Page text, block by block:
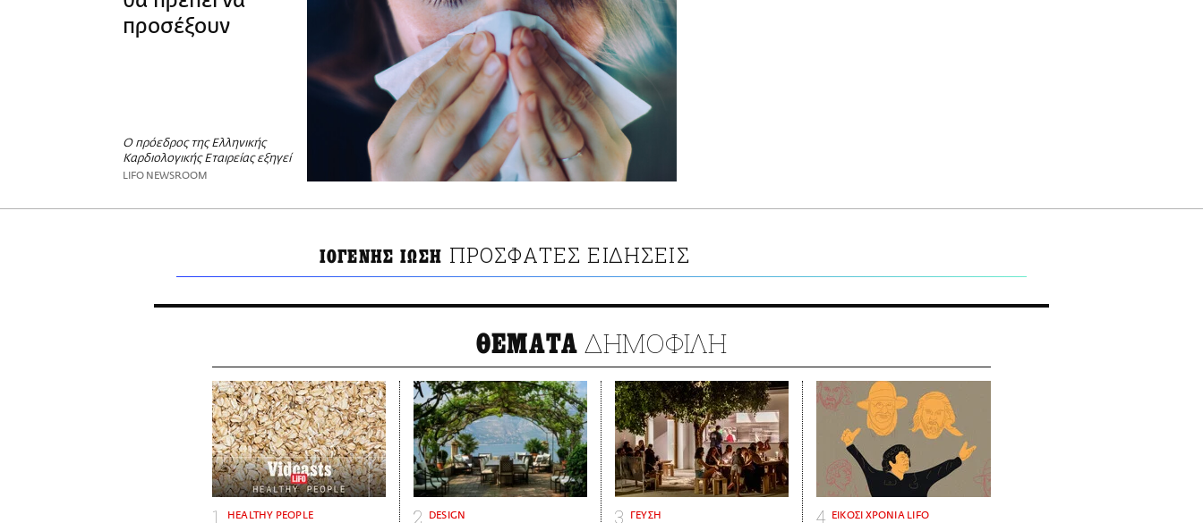
προσέξουν
O πρόεδρος της Ελληνικής
Καρδιολογικής Εταιρείας εξηγεί
LIFO NEWSROOM
ΙΟΓΕΝΗΣ ΙΩΣΗ ΠΡΟΣΦΑΤΕΣ ΕΙΔΗΣΕΙΣ
ΘΕΜΑΤΑ ΔΗΜΟΦΙΛΗ
HEALTHY PEOPLE DESIGN ΓΕΥΣΗ ΕΙΚΟΣΙ ΧΡΟΝΙΑ LIFO